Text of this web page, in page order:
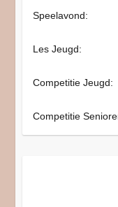
Speelavond:
Les Jeugd:
Competitie Jeugd:
Competitie